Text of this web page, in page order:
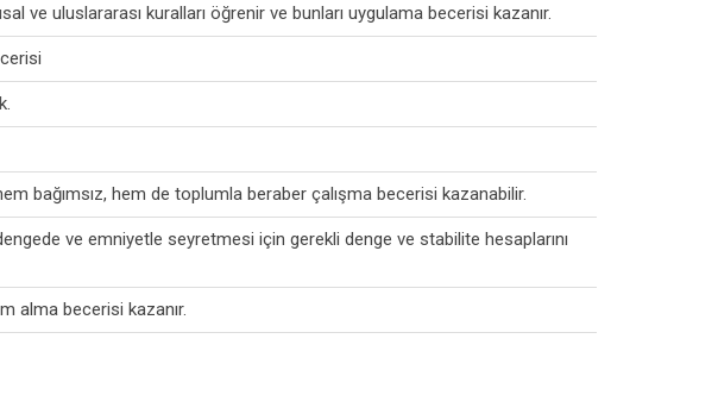
ve uluslararası kuralları öğrenir ve bunları uygulama becerisi kazanır.
bağımsız, hem de toplumla beraber çalışma becerisi kazanabilir.
ve emniyetle seyretmesi için gerekli denge ve stabilite hesaplarını
alma becerisi kazanır.